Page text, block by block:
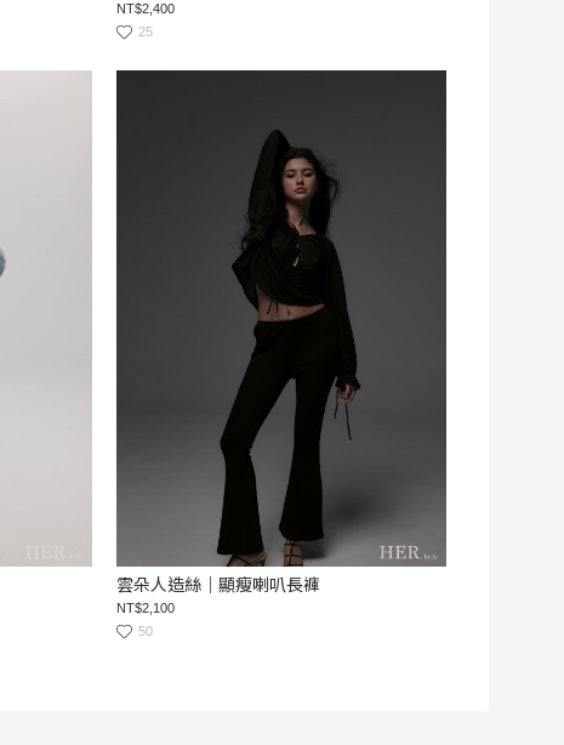
NT$2,400
25
雲朵人造絲｜顯瘦喇叭長褲
NT$2,100
50